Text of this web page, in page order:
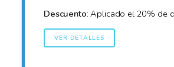
Descuento: Aplicado el 20% de
VER DETALLES